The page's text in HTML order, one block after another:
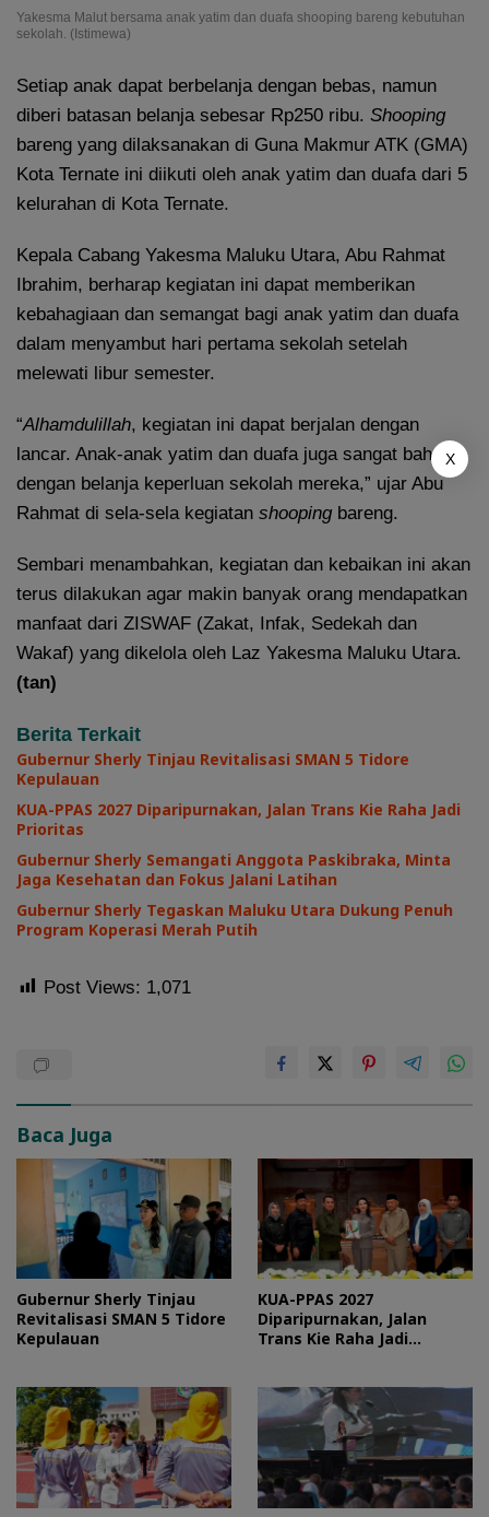
Yakesma Malut bersama anak yatim dan duafa shooping bareng kebutuhan
sekolah. (Istimewa)
Setiap anak dapat berbelanja dengan bebas, namun
diberi batasan belanja sebesar Rp250 ribu. Shooping
bareng yang dilaksanakan di Guna Makmur ATK (GMA)
Kota Ternate ini diikuti oleh anak yatim dan duafa dari 5
kelurahan di Kota Ternate.
Kepala Cabang Yakesma Maluku Utara, Abu Rahmat
Ibrahim, berharap kegiatan ini dapat memberikan
kebahagiaan dan semangat bagi anak yatim dan duafa
dalam menyambut hari pertama sekolah setelah
melewati libur semester.
“Alhamdulillah, kegiatan ini dapat berjalan dengan
lancar. Anak-anak yatim dan duafa juga sangat bahagia
dengan belanja keperluan sekolah mereka,” ujar Abu
Rahmat di sela-sela kegiatan shoopingbareng.
Sembari menambahkan, kegiatan dan kebaikan ini akan
terus dilakukan agar makin banyak orang mendapatkan
manfaat dari ZISWAF (Zakat, Infak, Sedekah dan
Wakaf) yang dikelola oleh Laz Yakesma Maluku Utara.
(tan)
Berita Terkait
Gubernur Sherly Tinjau Revitalisasi SMAN 5 Tidore
Kepulauan
KUA-PPAS 2027 Diparipurnakan, Jalan Trans Kie Raha Jadi
Prioritas
Gubernur Sherly Semangati Anggota Paskibraka, Minta
Jaga Kesehatan dan Fokus Jalani Latihan
Gubernur Sherly Tegaskan Maluku Utara Dukung Penuh
Program Koperasi Merah Putih
Post Views: 1,071
Baca Juga
Gubernur Sherly Tinjau
Revitalisasi SMAN 5 Tidore
Kepulauan
KUA-PPAS 2027
Diparipurnakan, Jalan
Trans Kie Raha Jadi
X